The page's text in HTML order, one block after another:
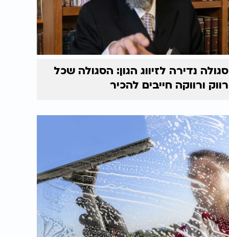
סגולה נדירה לזיווג הגון: הסגולה שכל
רווק ורווקה חייבים להכיר